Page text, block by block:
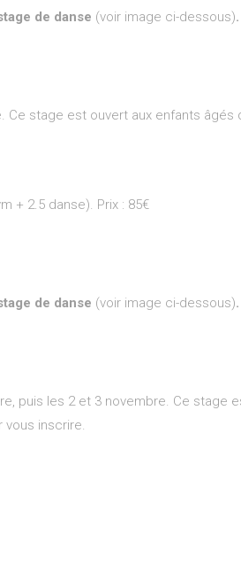
de danse (voir image ci-dessous).
stage est ouvert aux enfants
+ 2.5 danse). Prix : 85€
de danse (voir image ci-dessous).
puis les 2 et 3 novembre. Ce stage
vous inscrire.